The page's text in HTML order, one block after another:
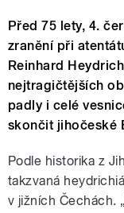
Před 75 lety, 4.
zranění při
Reinhard
nejtragičtějších
padly i celé
skončit jihočeské
Podle historika z
takzvaná
v jižních Čechách.